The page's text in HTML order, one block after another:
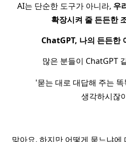
AI는 단순한 도구가 아니라, 우
확장시켜 줄 든든한
ChatGPT, 나의 든든한
많은 분들이 ChatGPT
'묻는 대로 대답해 주는
생각하시잖
맞아요, 하지만 어떻게 묻느냐에